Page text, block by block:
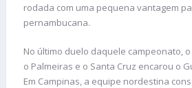
rodada com uma pequena vantagem
pernambucana.
No último duelo daquele campeonato,
o Palmeiras e o Santa Cruz encarou o
Em Campinas, a equipe nordestina